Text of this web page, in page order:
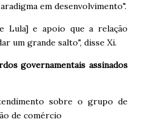
em desenvolvimento".
Lula] e apoio que a relação
um grande salto", disse Xi.
governamentais assinados
sobre o grupo de
de comércio